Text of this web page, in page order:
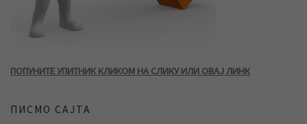
ПОПУНИТЕ УПИТНИК КЛИКОМ НА СЛИКУ ИЛИ ОВАЈ ЛИНК
ПИСМО САЈТА